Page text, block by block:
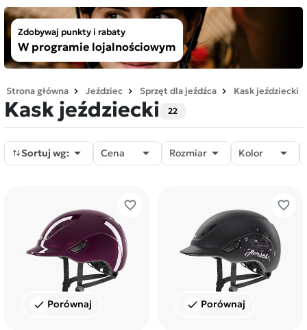
Zdobywaj punkty i rabaty
W programie lojalnościowym
Strona główna Jeździec Sprzęt dla jeźdźca Kask jeździecki
Kask jeździecki 22
Sortuj wg:  Cena  Rozmiar  Kolor 
favorite_border
check Porównaj
favorite_border
check Porównaj